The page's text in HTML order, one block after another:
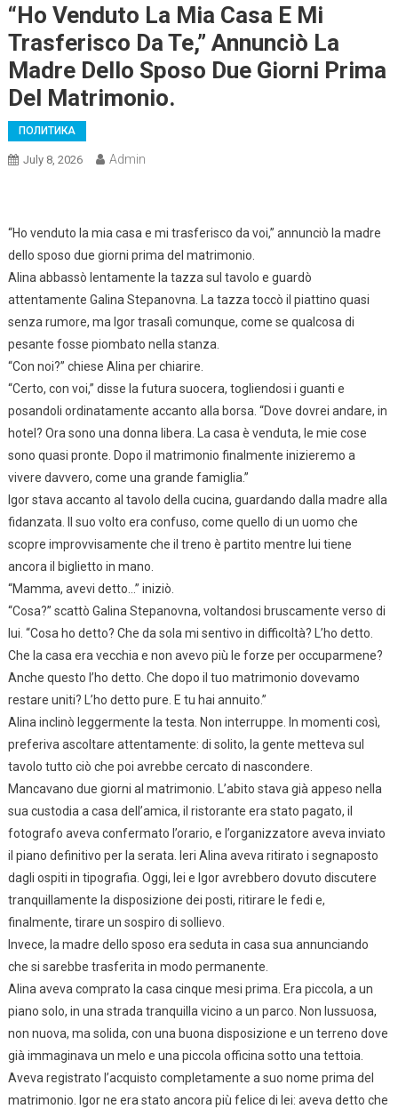
“Ho Venduto La Mia Casa E Mi
Trasferisco Da Te,” Annunciò La
Madre Dello Sposo Due Giorni Prima
Del Matrimonio.
ПОЛИТИКА
July 8, 2026 Admin
“Ho venduto la mia casa e mi trasferisco da voi,” annunciò la madre
dello sposo due giorni prima del matrimonio.
Alina abbassò lentamente la tazza sul tavolo e guardò
attentamente Galina Stepanovna. La tazza toccò il piattino quasi
senza rumore, ma Igor trasalì comunque, come se qualcosa di
pesante fosse piombato nella stanza.
“Con noi?” chiese Alina per chiarire.
“Certo, con voi,” disse la futura suocera, togliendosi i guanti e
posandoli ordinatamente accanto alla borsa. “Dove dovrei andare, in
hotel? Ora sono una donna libera. La casa è venduta, le mie cose
sono quasi pronte. Dopo il matrimonio finalmente inizieremo a
vivere davvero, come una grande famiglia.”
Igor stava accanto al tavolo della cucina, guardando dalla madre alla
fidanzata. Il suo volto era confuso, come quello di un uomo che
scopre improvvisamente che il treno è partito mentre lui tiene
ancora il biglietto in mano.
“Mamma, avevi detto…” iniziò.
“Cosa?” scattò Galina Stepanovna, voltandosi bruscamente verso di
lui. “Cosa ho detto? Che da sola mi sentivo in difficoltà? L’ho detto.
Che la casa era vecchia e non avevo più le forze per occuparmene?
Anche questo l’ho detto. Che dopo il tuo matrimonio dovevamo
restare uniti? L’ho detto pure. E tu hai annuito.”
Alina inclinò leggermente la testa. Non interruppe. In momenti così,
preferiva ascoltare attentamente: di solito, la gente metteva sul
tavolo tutto ciò che poi avrebbe cercato di nascondere.
Mancavano due giorni al matrimonio. L’abito stava già appeso nella
sua custodia a casa dell’amica, il ristorante era stato pagato, il
fotografo aveva confermato l’orario, e l’organizzatore aveva inviato
il piano definitivo per la serata. Ieri Alina aveva ritirato i segnaposto
dagli ospiti in tipografia. Oggi, lei e Igor avrebbero dovuto discutere
tranquillamente la disposizione dei posti, ritirare le fedi e,
finalmente, tirare un sospiro di sollievo.
Invece, la madre dello sposo era seduta in casa sua annunciando
che si sarebbe trasferita in modo permanente.
Alina aveva comprato la casa cinque mesi prima. Era piccola, a un
piano solo, in una strada tranquilla vicino a un parco. Non lussuosa,
non nuova, ma solida, con una buona disposizione e un terreno dove
già immaginava un melo e una piccola officina sotto una tettoia.
Aveva registrato l’acquisto completamente a suo nome prima del
matrimonio. Igor ne era stato ancora più felice di lei: aveva detto che